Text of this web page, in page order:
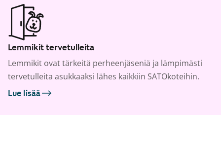
Lemmikit tervetulleita
Lemmikit ovat tärkeitä perheenjäseniä ja lämpimästi
tervetulleita asukkaaksi lähes kaikkiin SATOkoteihin.
Lue lisää